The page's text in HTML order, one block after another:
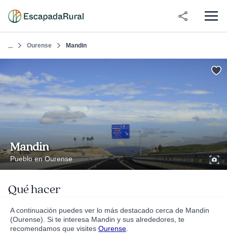
... Ourense Mandin
Mandin
Pueblo en Ourense
Qué hacer
A continuación puedes ver lo más destacado cerca de Mandin
(Ourense). Si te interesa Mandin y sus alrededores, te
recomendamos que visites Ourense